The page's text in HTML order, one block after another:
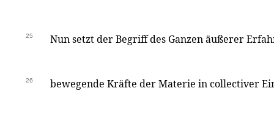
25 Nun setzt der Begriff des Ganzen äußerer
26 bewegende Kräfte der Materie in collectiver